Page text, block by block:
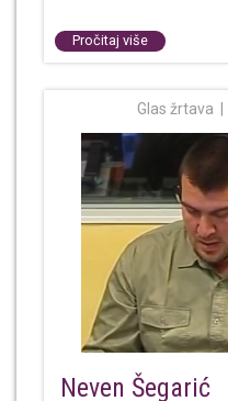
Pročitaj više
Glas žrtava
Neven Šegarić